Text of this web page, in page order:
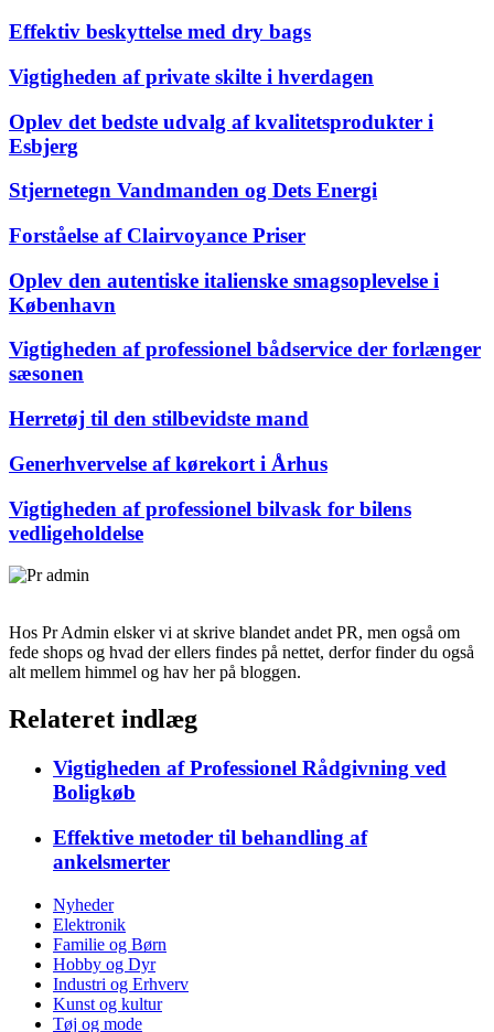
Effektiv beskyttelse med dry bags
Vigtigheden af private skilte i hverdagen
Oplev det bedste udvalg af kvalitetsprodukter i
Esbjerg
Stjernetegn Vandmanden og Dets Energi
Forståelse af Clairvoyance Priser
Oplev den autentiske italienske smagsoplevelse i
København
Vigtigheden af professionel bådservice der forlænger
sæsonen
Herretøj til den stilbevidste mand
Generhvervelse af kørekort i Århus
Vigtigheden af professionel bilvask for bilens
vedligeholdelse
Hos Pr Admin elsker vi at skrive blandet andet PR, men også om
fede shops og hvad der ellers findes på nettet, derfor finder du også
alt mellem himmel og hav her på bloggen.
Relateret indlæg
Vigtigheden af Professionel Rådgivning ved
Boligkøb
Effektive metoder til behandling af
ankelsmerter
Nyheder
Elektronik
Familie og Børn
Hobby og Dyr
Industri og Erhverv
Kunst og kultur
Tøj og mode